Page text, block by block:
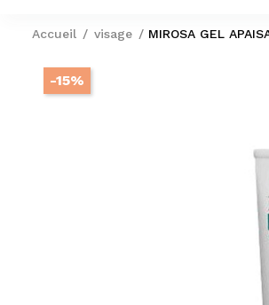
Accueil visage MIROSA GEL
-15%